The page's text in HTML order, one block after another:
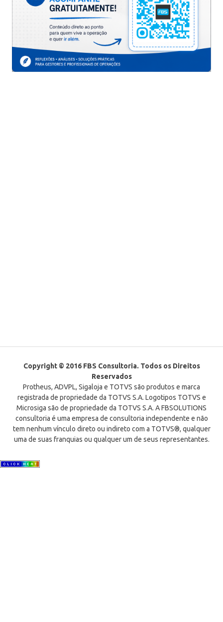
Copyright © 2016 FBS Consultoria. Todos os Direitos
Reservados
Protheus, ADVPL, Sigaloja e TOTVS são produtos e marca
registrada de propriedade da TOTVS S.A. Logotipos TOTVS e
Microsiga são de propriedade da TOTVS S.A. A FBSOLUTIONS
consultoria é uma empresa de consultoria independente e não
tem nenhum vínculo direto ou indireto com a TOTVS®, qualquer
uma de suas franquias ou qualquer um de seus representantes.